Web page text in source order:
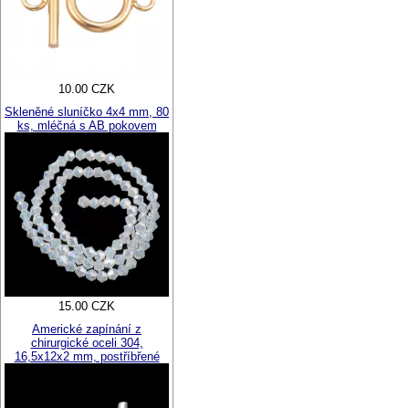
10.00 CZK
Skleněné sluníčko 4x4 mm, 80
ks, mléčná s AB pokovem
15.00 CZK
Americké zapínání z
chirurgické oceli 304,
16,5x12x2 mm, postříbřené